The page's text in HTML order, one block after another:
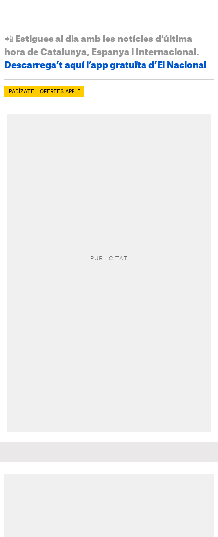
📲 Estigues al dia amb les notícies d’última
hora de Catalunya, Espanya i Internacional.
Descarrega’t aquí l’app gratuïta d’El Nacional
IPADÍZATE OFERTES APPLE